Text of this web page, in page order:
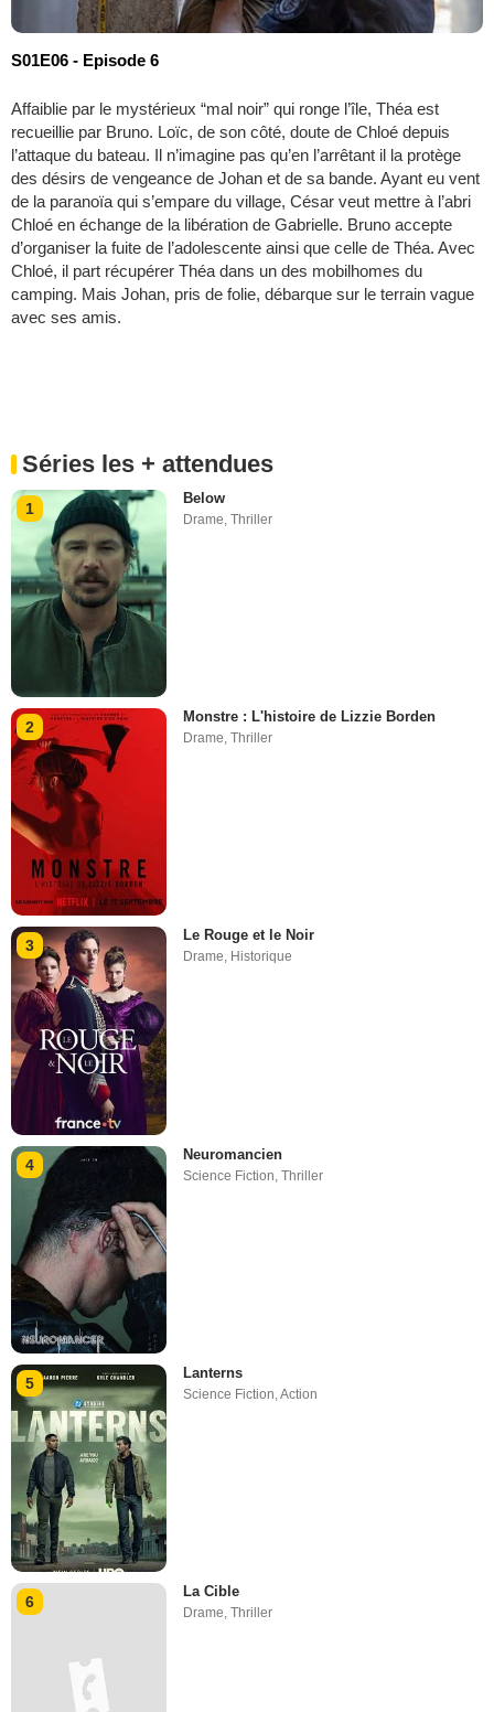
S01E06 - Episode 6
Affaiblie par le mystérieux “mal noir” qui ronge l’île, Théa est
recueillie par Bruno. Loïc, de son côté, doute de Chloé depuis
l’attaque du bateau. Il n’imagine pas qu’en l’arrêtant il la protège
des désirs de vengeance de Johan et de sa bande. Ayant eu vent
de la paranoïa qui s’empare du village, César veut mettre à l’abri
Chloé en échange de la libération de Gabrielle. Bruno accepte
d’organiser la fuite de l’adolescente ainsi que celle de Théa. Avec
Chloé, il part récupérer Théa dans un des mobilhomes du
camping. Mais Johan, pris de folie, débarque sur le terrain vague
avec ses amis.
Séries les + attendues
1
Below
Drame ,Thriller
2
Monstre : L'histoire de Lizzie Borden
Drame,Thriller
3
Le Rouge et le Noir
Drame, Historique
4
Neuromancien
Science Fiction ,Thriller
5
Lanterns
Science Fiction,Action
6
La Cible
Drame,Thriller